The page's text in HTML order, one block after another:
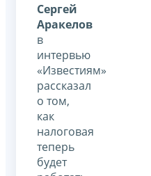
Сергей
Аракелов
в
интервью
«Известиям»
рассказал
о том,
как
налоговая
теперь
будет